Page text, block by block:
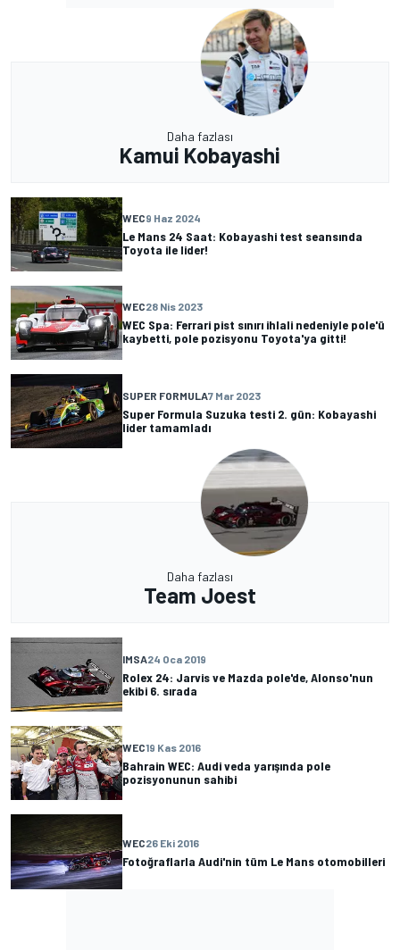
Daha fazlası
Kamui Kobayashi
WEC9 Haz 2024
Le Mans 24 Saat: Kobayashi test seansında
Toyota ile lider!
WEC28 Nis 2023
WEC Spa: Ferrari pist sınırı ihlali nedeniyle pole'ü
kaybetti, pole pozisyonu Toyota'ya gitti!
SUPER FORMULA7 Mar 2023
Super Formula Suzuka testi 2. gün: Kobayashi
lider tamamladı
Daha fazlası
Team Joest
IMSA24 Oca 2019
Rolex 24: Jarvis ve Mazda pole'de, Alonso'nun
ekibi 6. sırada
WEC19 Kas 2016
Bahrain WEC: Audi veda yarışında pole
pozisyonunun sahibi
WEC26 Eki 2016
Fotoğraflarla Audi'nin tüm Le Mans otomobilleri